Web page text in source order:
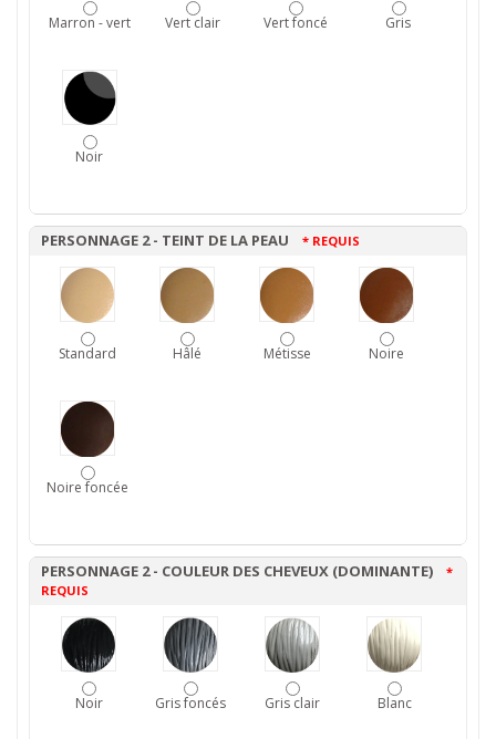
Marron - vert Vert clair Vert foncé Gris
Noir
PERSONNAGE 2 - TEINT DE LA PEAU * REQUIS
Standard Hâlé Métisse Noire
Noire foncée
PERSONNAGE 2 - COULEUR DES CHEVEUX (DOMINANTE) *
REQUIS
Noir Gris foncés Gris clair Blanc